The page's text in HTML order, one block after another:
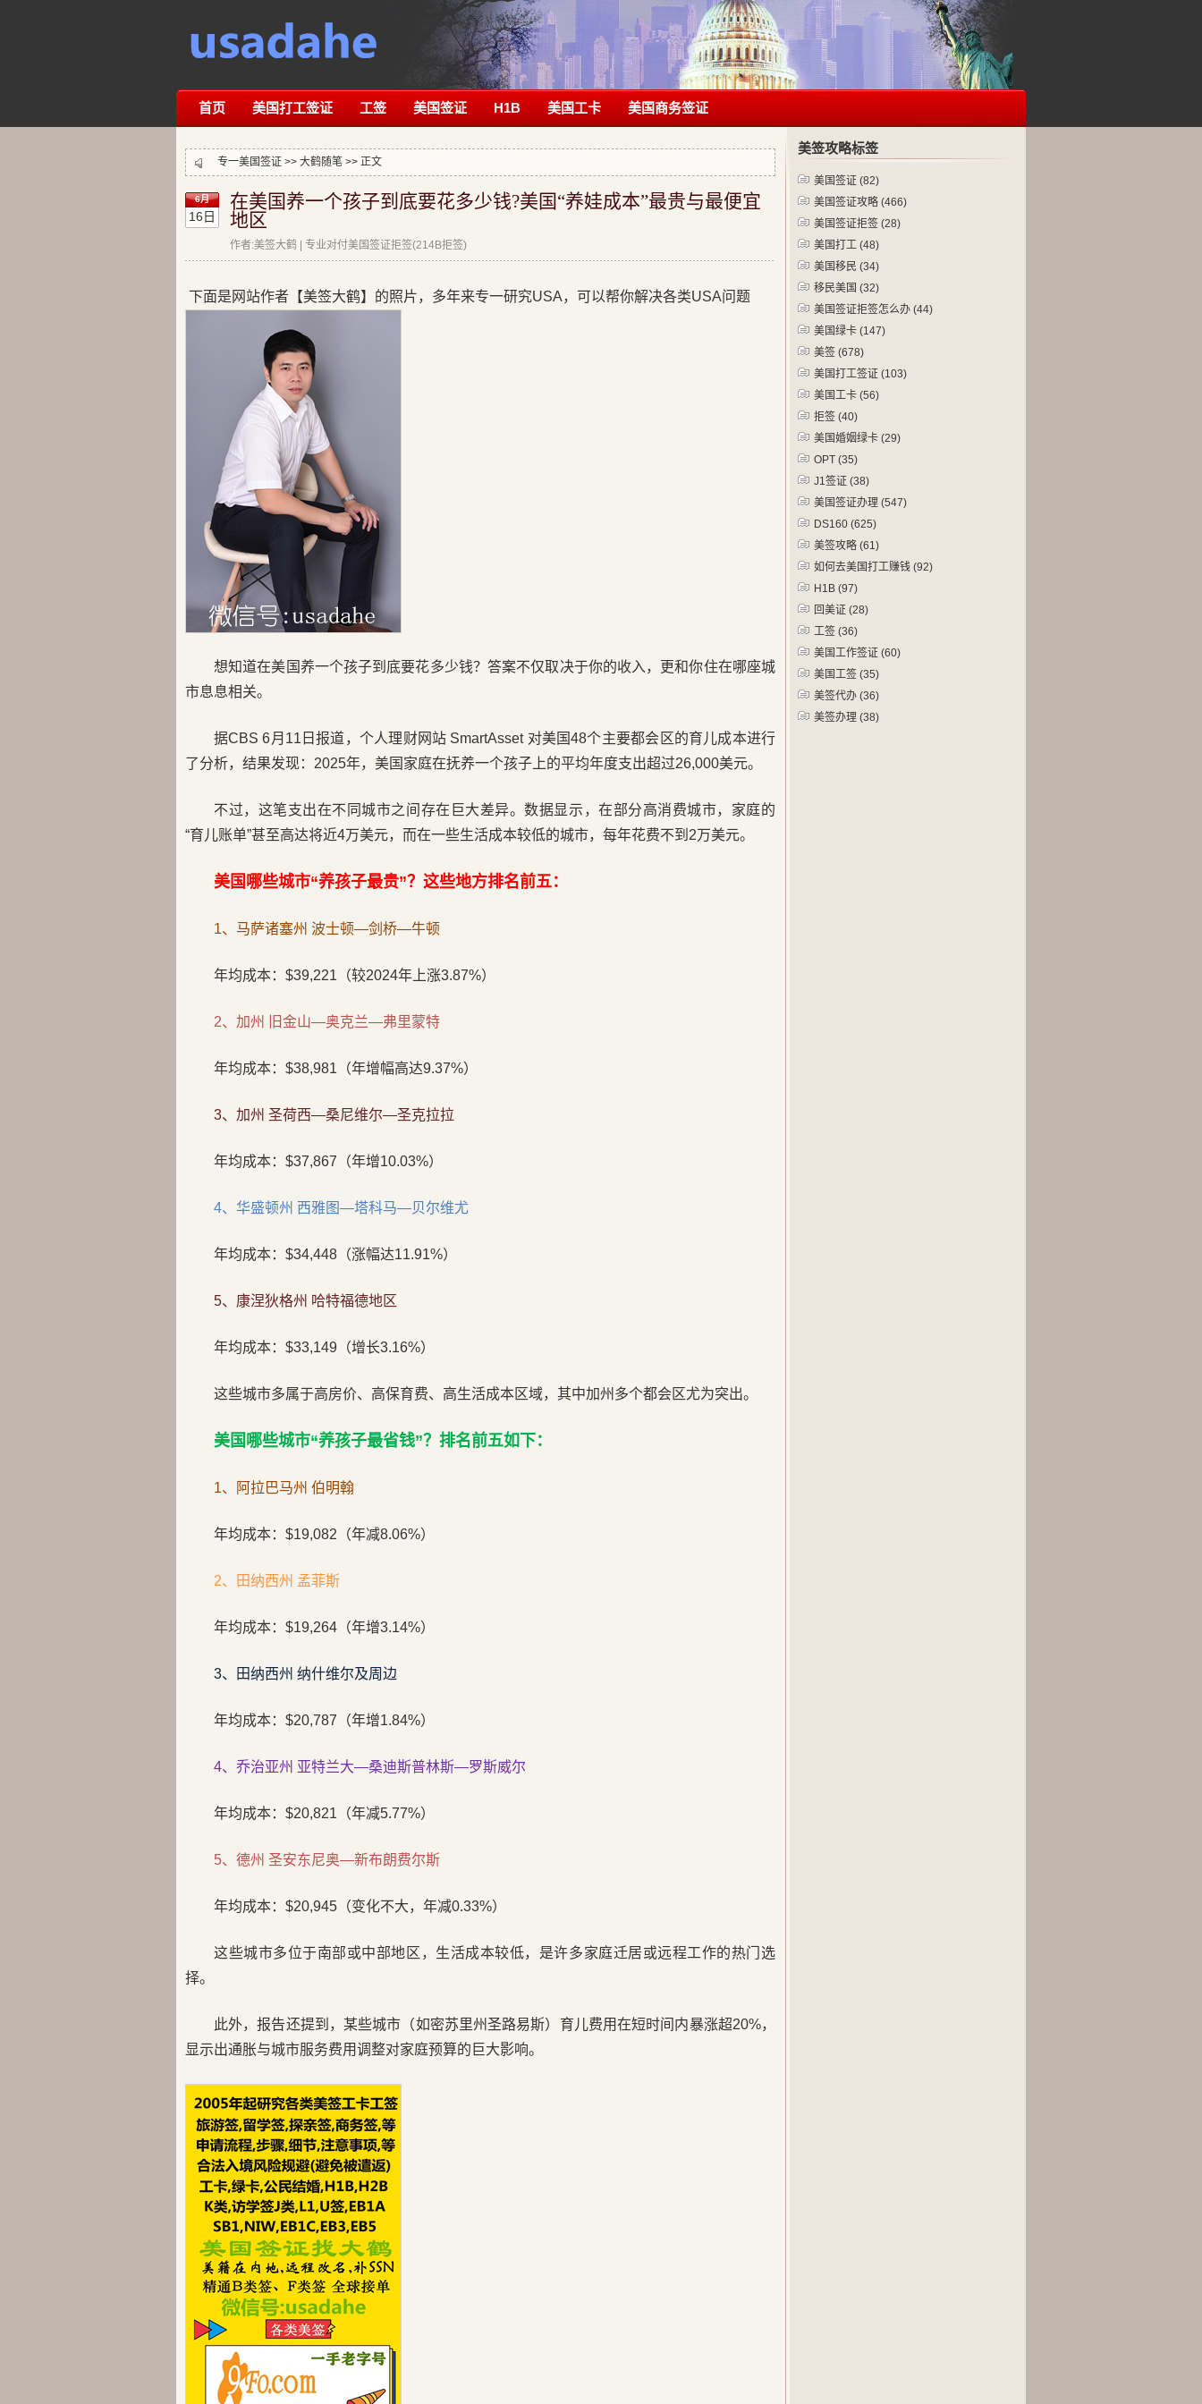
首页 美国打工签证 工签 美国签证 H1B 美国工卡 美国商务签证
专一美国签证 >> 大鹤随笔 >> 正文
6月
16日
在美国养一个孩子到底要花多少钱?美国“养娃成本”最贵与最便宜
地区
作者:美签大鹤 | 专业对付美国签证拒签(214B拒签)
下面是网站作者【美签大鹤】的照片，多年来专一研究USA，可以帮你解决各类USA问题
想知道在美国养一个孩子到底要花多少钱？答案不仅取决于你的收入，更和你住在哪座城
市息息相关。
据CBS 6月11日报道，个人理财网站 SmartAsset 对美国48个主要都会区的育儿成本进行
了分析，结果发现：2025年，美国家庭在抚养一个孩子上的平均年度支出超过26,000美元。
不过，这笔支出在不同城市之间存在巨大差异。数据显示，在部分高消费城市，家庭的
“育儿账单”甚至高达将近4万美元，而在一些生活成本较低的城市，每年花费不到2万美元。
美国哪些城市“养孩子最贵”？这些地方排名前五：
1、马萨诸塞州 波士顿—剑桥—牛顿
年均成本：$39,221（较2024年上涨3.87%）
2、加州 旧金山—奥克兰—弗里蒙特
年均成本：$38,981（年增幅高达9.37%）
3、加州 圣荷西—桑尼维尔—圣克拉拉
年均成本：$37,867（年增10.03%）
4、华盛顿州 西雅图—塔科马—贝尔维尤
年均成本：$34,448（涨幅达11.91%）
5、康涅狄格州 哈特福德地区
年均成本：$33,149（增长3.16%）
这些城市多属于高房价、高保育费、高生活成本区域，其中加州多个都会区尤为突出。
美国哪些城市“养孩子最省钱”？排名前五如下：
1、阿拉巴马州 伯明翰
年均成本：$19,082（年减8.06%）
2、田纳西州 孟菲斯
年均成本：$19,264（年增3.14%）
3、田纳西州 纳什维尔及周边
年均成本：$20,787（年增1.84%）
4、乔治亚州 亚特兰大—桑迪斯普林斯—罗斯威尔
年均成本：$20,821（年减5.77%）
5、德州 圣安东尼奥—新布朗费尔斯
年均成本：$20,945（变化不大，年减0.33%）
这些城市多位于南部或中部地区，生活成本较低，是许多家庭迁居或远程工作的热门选
择。
此外，报告还提到，某些城市（如密苏里州圣路易斯）育儿费用在短时间内暴涨超20%，
显示出通胀与城市服务费用调整对家庭预算的巨大影响。
美签攻略标签
美国签证 (82)
美国签证攻略 (466)
美国签证拒签 (28)
美国打工 (48)
美国移民 (34)
移民美国 (32)
美国签证拒签怎么办 (44)
美国绿卡 (147)
美签 (678)
美国打工签证 (103)
美国工卡 (56)
拒签 (40)
美国婚姻绿卡 (29)
OPT (35)
J1签证 (38)
美国签证办理 (547)
DS160 (625)
美签攻略 (61)
如何去美国打工赚钱 (92)
H1B (97)
回美证 (28)
工签 (36)
美国工作签证 (60)
美国工签 (35)
美签代办 (36)
美签办理 (38)